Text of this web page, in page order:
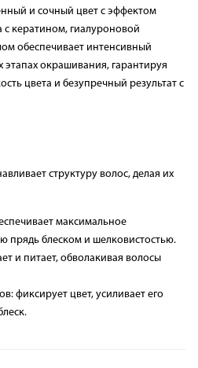
и сочный цвет с эффектом
с кератином, гиалуроновой
обеспечивает интенсивный
окрашивания, гарантируя
цвета и безупречный результат с
структуру волос, делая их
максимальное
прядь блеском и шелковистостью.
и питает, обволакивая волосы
фиксирует цвет, усиливает его